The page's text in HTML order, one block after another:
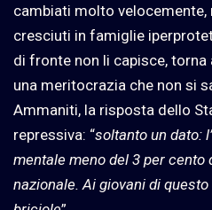
cambiati molto
cresciuti in famiglie
di fronte non li capisce, torna
una meritocrazia che non si
Ammaniti, la risposta dello
repressiva: “soltanto un dato:
mentale meno del 3 per cento
nazionale. Ai giovani di